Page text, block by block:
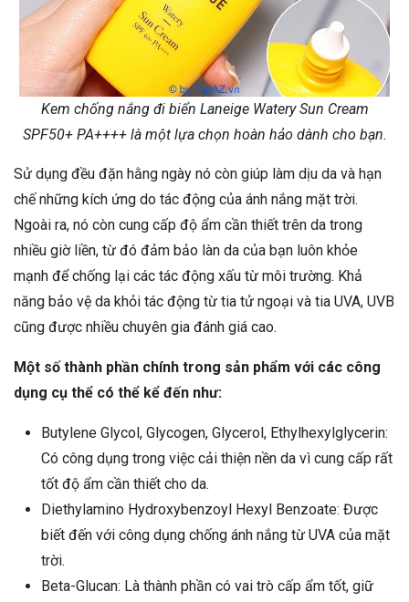
Kem chống nắng đi biển Laneige Watery Sun Cream
SPF50+ PA++++ là một lựa chọn hoàn hảo dành cho bạn.
Sử dụng đều đặn hằng ngày nó còn giúp làm dịu da và hạn
chế những kích ứng do tác động của ánh nắng mặt trời.
Ngoài ra, nó còn cung cấp độ ẩm cần thiết trên da trong
nhiều giờ liền, từ đó đảm bảo làn da của bạn luôn khỏe
mạnh để chống lại các tác động xấu từ môi trường. Khả
năng bảo vệ da khỏi tác động từ tia tử ngoại và tia UVA, UVB
cũng được nhiều chuyên gia đánh giá cao.
Một số thành phần chính trong sản phẩm với các công
dụng cụ thể có thể kể đến như:
Butylene Glycol, Glycogen, Glycerol, Ethylhexylglycerin:
Có công dụng trong việc cải thiện nền da vì cung cấp rất
tốt độ ẩm cần thiết cho da.
Diethylamino Hydroxybenzoyl Hexyl Benzoate: Được
biết đến với công dụng chống ánh nắng từ UVA của mặt
trời.
Beta-Glucan: Là thành phần có vai trò cấp ẩm tốt, giữ